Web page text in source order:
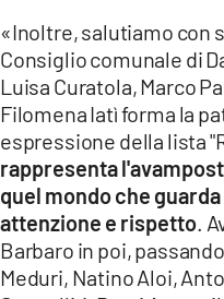
«Inoltre, salutiamo con
Consiglio comunale di
Luisa Curatola, Marco
Filomena Iatì forma la
espressione della lista
rappresenta
quel mondo che
attenzione e rispetto .
Barbaro in poi,
Meduri, Natino Aloi,